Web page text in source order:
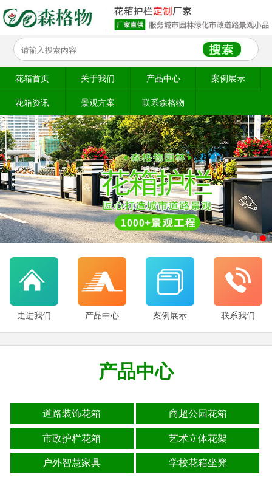
花箱首页 关于我们 产品中心 案例展示
花箱资讯 景观方案 联系森格物
走进我们 产品中心 案例展示 联系我们
产品中心
道路装饰花箱 商超公园花箱
市政护栏花箱 艺术立体花架
户外智慧家具 学校花箱坐凳